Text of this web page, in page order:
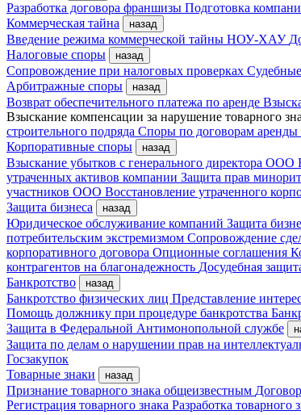
Разработка договора франшизы Подготовка
Коммерческая тайна
назад
Введение режима коммерческой тайны НОУ-ХАУ
Налоговые споры
назад
Сопровождение при налоговых проверках
Арбитражные споры
назад
Возврат обеспечительного платежа по аренде
Взыскание компенсации за нарушение товарного
строительного подряда Споры по договорам аренды
Корпоративные споры
назад
Взыскание убытков с генерального директора ООО
утраченных активов компании Защита прав
участников ООО Восстановление утраченного
Защита бизнеса
назад
Юридическое обслуживание компаний Защита
потребительским экстремизмом Сопровождение
корпоративного договора Опционные соглашения
контрагентов на благонадежность Досудебная
Банкротство
назад
Банкротство физических лиц Представление
Помощь должнику при процедуре банкротства
Защита в Федеральной Антимонопольной службе
Защита по делам о нарушении прав на
Госзакупок
Товарные знаки
назад
Признание товарного знака общеизвестным
Регистрация товарного знака Разработка товарного